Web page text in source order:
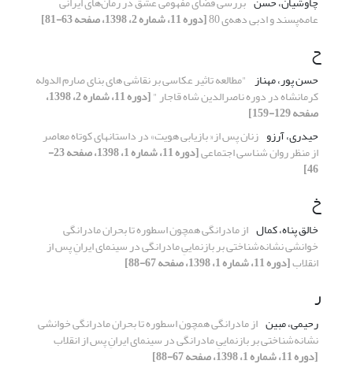
عامه‌پسند و ادبی دهه‌ی 80 [دوره 11، شماره 2، 1398، صفحه 63-81]
ح
حسن پور، مهناز "مطالعه تاثیر عکاسی بر نقاشی های بنای صارم الدوله
کرمانشاه در دوره ناصرالدین شاه قاجار " [دوره 11، شماره 2، 1398،
صفحه 129-159]
حیدری، آرزو زنان پس از« بازیابی هویت» در داستان‏های کوتاه معاصر
از منظر روان شناسی اجتماعی [دوره 11، شماره 1، 1398، صفحه 23-
46]
خ
خالق پناه، کمال از مادرانگی همچون اسطوره تا بحران مادرانگی
خوانشی نشانه‌شناختی بر بازنماییِ مادرانگی در سینمای ایرانِ پس از
انقلاب[دوره 11، شماره 1، 1398، صفحه 67-88]
ر
رحیمی، مبین از مادرانگی همچون اسطوره تا بحران مادرانگی خوانشی
نشانه‌شناختی بر بازنماییِ مادرانگی در سینمای ایرانِ پس از انقلاب
[دوره 11، شماره 1، 1398، صفحه 67-88]